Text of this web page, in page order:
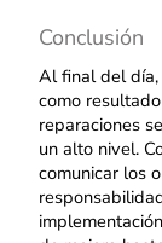
Conclusión
Al final del
como
reparaciones
un alto nivel.
comunicar los